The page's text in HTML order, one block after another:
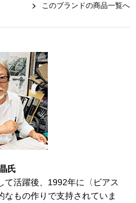
公認フェ
サングラス／
和装小物
このブランドの商品一覧へ
氏
て活躍後、1992年に〈ビアス
なもの作りで支持されていま